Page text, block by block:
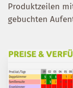
Produktzeilen
gebuchten